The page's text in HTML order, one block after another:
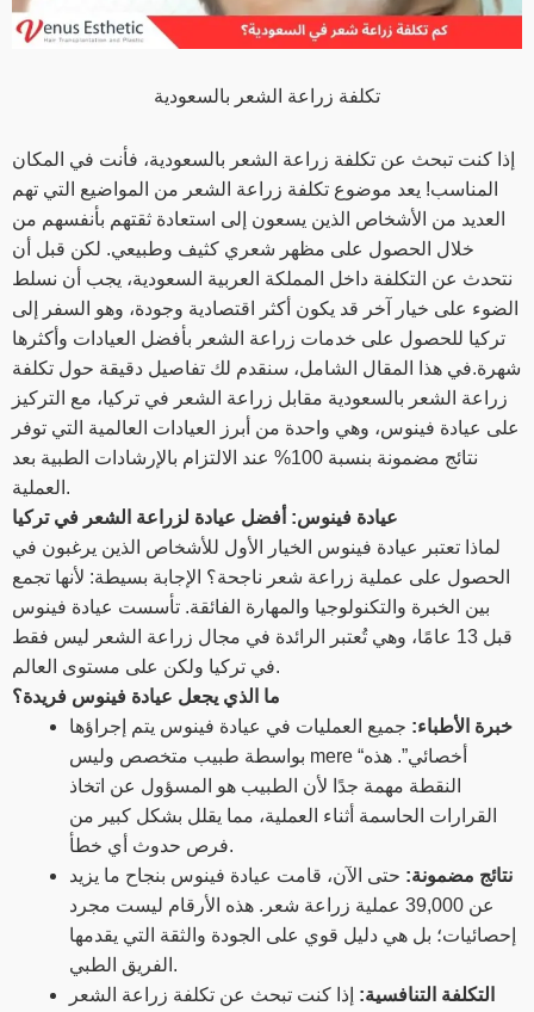
تكلفة زراعة الشعر بالسعودية
إذا كنت تبحث عن تكلفة زراعة الشعر بالسعودية، فأنت في المكان
المناسب! يعد موضوع تكلفة زراعة الشعر من المواضيع التي تهم
العديد من الأشخاص الذين يسعون إلى استعادة ثقتهم بأنفسهم من
خلال الحصول على مظهر شعري كثيف وطبيعي. لكن قبل أن
نتحدث عن التكلفة داخل المملكة العربية السعودية، يجب أن نسلط
الضوء على خيار آخر قد يكون أكثر اقتصادية وجودة، وهو السفر إلى
تركيا للحصول على خدمات زراعة الشعر بأفضل العيادات وأكثرها
شهرة.في هذا المقال الشامل، سنقدم لك تفاصيل دقيقة حول تكلفة
زراعة الشعر بالسعودية مقابل زراعة الشعر في تركيا، مع التركيز
على عيادة فينوس، وهي واحدة من أبرز العيادات العالمية التي توفر
نتائج مضمونة بنسبة 100% عند الالتزام بالإرشادات الطبية بعد
العملية.
عيادة فينوس: أفضل عيادة لزراعة الشعر في تركيا
لماذا تعتبر عيادة فينوس الخيار الأول للأشخاص الذين يرغبون في
الحصول على عملية زراعة شعر ناجحة؟ الإجابة بسيطة: لأنها تجمع
بين الخبرة والتكنولوجيا والمهارة الفائقة. تأسست عيادة فينوس
قبل 13 عامًا، وهي تُعتبر الرائدة في مجال زراعة الشعر ليس فقط
في تركيا ولكن على مستوى العالم.
ما الذي يجعل عيادة فينوس فريدة؟
خبرة الأطباء: جميع العمليات في عيادة فينوس يتم إجراؤها
بواسطة طبيب متخصص وليس mere “أخصائي”. هذه
النقطة مهمة جدًا لأن الطبيب هو المسؤول عن اتخاذ
القرارات الحاسمة أثناء العملية، مما يقلل بشكل كبير من
فرص حدوث أي خطأ.
نتائج مضمونة: حتى الآن، قامت عيادة فينوس بنجاح ما يزيد
عن 39,000 عملية زراعة شعر. هذه الأرقام ليست مجرد
إحصائيات؛ بل هي دليل قوي على الجودة والثقة التي يقدمها
الفريق الطبي.
التكلفة التنافسية: إذا كنت تبحث عن تكلفة زراعة الشعر